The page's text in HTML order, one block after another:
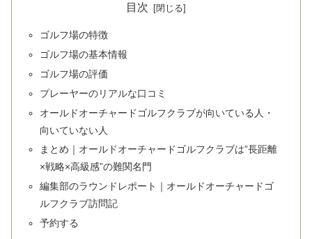
目次
ゴルフ場の特徴
ゴルフ場の基本情報
ゴルフ場の評価
プレーヤーのリアルな口コミ
オールドオーチャードゴルフクラブが向いている人・
向いていない人
まとめ｜オールドオーチャードゴルフクラブは”長距離
×戦略×高級感”の難関名門
編集部のラウンドレポート｜オールドオーチャードゴ
ルフクラブ訪問記
予約する